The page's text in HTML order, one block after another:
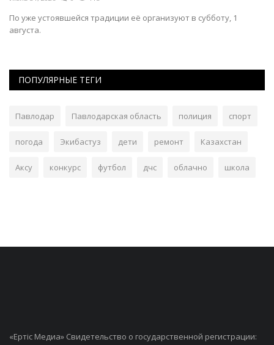
По уже устоявшейся традиции её организуют в субботу, 1
августа.
ПОПУЛЯРНЫЕ ТЕГИ
Павлодар Павлодарская область полиция спорт
погода Экибастуз дети ремонт Казахстан
Аксу конкурс футбол дчс облачно школа
«Ертiс Медиа» Свидетельство о государственной регистрации: